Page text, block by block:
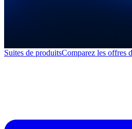
Suites de produitsComparez les offres